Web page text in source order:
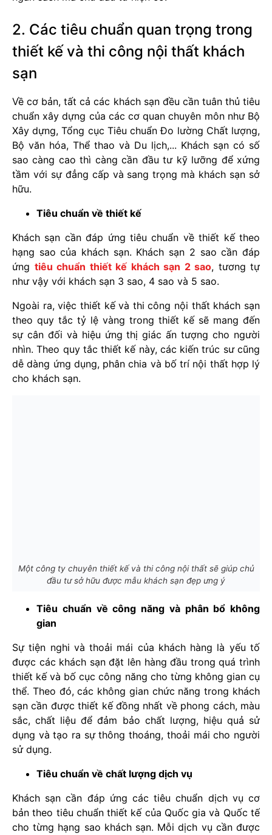
2. Các tiêu chuẩn quan trọng trong
thiết kế và thi công nội thất khách
sạn
Về cơ bản, tất cả các khách sạn đều cần tuân thủ tiêu
chuẩn xây dựng của các cơ quan chuyên môn như Bộ
Xây dựng, Tổng cục Tiêu chuẩn Đo lường Chất lượng,
Bộ văn hóa, Thể thao và Du lịch,... Khách sạn có số
sao càng cao thì càng cần đầu tư kỹ lưỡng để xứng
tầm với sự đẳng cấp và sang trọng mà khách sạn sở
hữu.
Tiêu chuẩn về thiết kế
Khách sạn cần đáp ứng tiêu chuẩn về thiết kế theo
hạng sao của khách sạn. Khách sạn 2 sao cần đáp
ứng tiêu chuẩn thiết kế khách sạn 2 sao, tương tự
như vậy với khách sạn 3 sao, 4 sao và 5 sao.
Ngoài ra, việc thiết kế và thi công nội thất khách sạn
theo quy tắc tỷ lệ vàng trong thiết kế sẽ mang đến
sự cân đối và hiệu ứng thị giác ấn tượng cho người
nhìn. Theo quy tắc thiết kế này, các kiến trúc sư cũng
dễ dàng ứng dụng, phân chia và bố trí nội thất hợp lý
cho khách sạn.
Một công ty chuyên thiết kế và thi công nội thất sẽ giúp chủ
đầu tư sở hữu được mẫu khách sạn đẹp ưng ý
Tiêu chuẩn về công năng và phân bổ không
gian
Sự tiện nghi và thoải mái của khách hàng là yếu tố
được các khách sạn đặt lên hàng đầu trong quá trình
thiết kế và bố cục công năng cho từng không gian cụ
thể. Theo đó, các không gian chức năng trong khách
sạn cần được thiết kế đồng nhất về phong cách, màu
sắc, chất liệu để đảm bảo chất lượng, hiệu quả sử
dụng và tạo ra sự thông thoáng, thoải mái cho người
sử dụng.
Tiêu chuẩn về chất lượng dịch vụ
Khách sạn cần đáp ứng các tiêu chuẩn dịch vụ cơ
bản theo tiêu chuẩn thiết kế của Quốc gia và Quốc tế
cho từng hạng sao khách sạn. Mỗi dịch vụ cần được